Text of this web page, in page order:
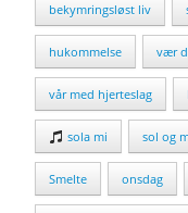
bekymringsløst liv
hukommelse vær
vår med hjerteslag
sola mi sol og
Smelte onsdag